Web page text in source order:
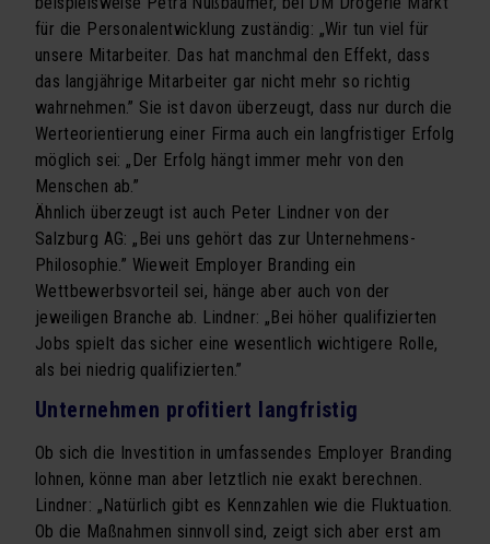
für die Personalentwicklung zuständig: „Wir tun viel für
unsere Mitarbeiter. Das hat manchmal den Effekt, dass
das langjährige Mitarbeiter gar nicht mehr so richtig
wahrnehmen.” Sie ist davon überzeugt, dass nur durch die
Werteorientierung einer Firma auch ein langfristiger Erfolg
möglich sei: „Der Erfolg hängt immer mehr von den
Menschen ab.”
Ähnlich überzeugt ist auch Peter Lindner von der
Salzburg AG: „Bei uns gehört das zur Unternehmens-
Philosophie.” Wieweit Employer Branding ein
Wettbewerbsvorteil sei, hänge aber auch von der
jeweiligen Branche ab. Lindner: „Bei höher qualifizierten
Jobs spielt das sicher eine wesentlich wichtigere Rolle,
als bei niedrig qualifizierten.”
Unternehmen profitiert langfristig
Ob sich die Investition in umfassendes Employer Branding
lohnen, könne man aber letztlich nie exakt berechnen.
Lindner: „Natürlich gibt es Kennzahlen wie die Fluktuation.
Ob die Maßnahmen sinnvoll sind, zeigt sich aber erst am